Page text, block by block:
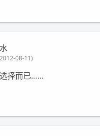
08-11)
择而已……